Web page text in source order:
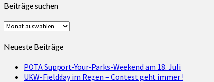
Beiträge suchen
Beiträge
Neueste Beiträge
POTA Support-Your-Parks-Weekend am 18. Juli
UKW-Fieldday im Regen – Contest geht immer !